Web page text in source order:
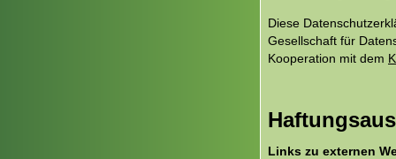
Diese
Gesellschaft für
Kooperation mit dem
Links zu externen